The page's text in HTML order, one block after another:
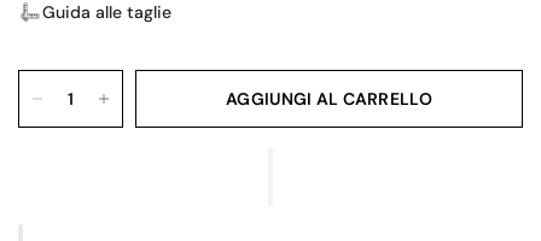
Guida alle taglie
AGGIUNGI AL CARRELLO